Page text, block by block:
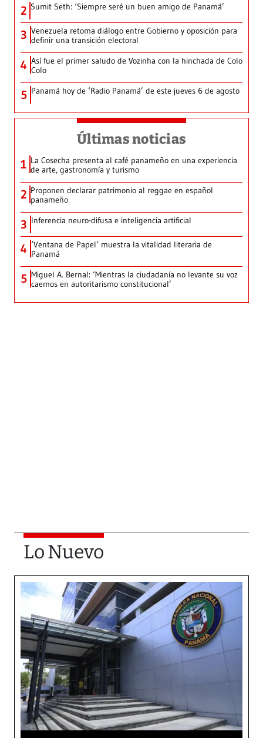
2 Sumit Seth: ‘Siempre seré un buen amigo de Panamá’
3 Venezuela retoma diálogo entre Gobierno y oposición para
definir una transición electoral
4 Así fue el primer saludo de Vozinha con la hinchada de Colo
Colo
5 Panamá hoy de ‘Radio Panamá’ de este jueves 6 de agosto
Últimas noticias
1 La Cosecha presenta al café panameño en una experiencia
de arte, gastronomía y turismo
2 Proponen declarar patrimonio al reggae en español
panameño
3 Inferencia neuro-difusa e inteligencia artificial
4 ‘Ventana de Papel’ muestra la vitalidad literaria de
Panamá
5 Miguel A. Bernal: ‘Mientras la ciudadanía no levante su voz
caemos en autoritarismo constitucional’
Lo Nuevo